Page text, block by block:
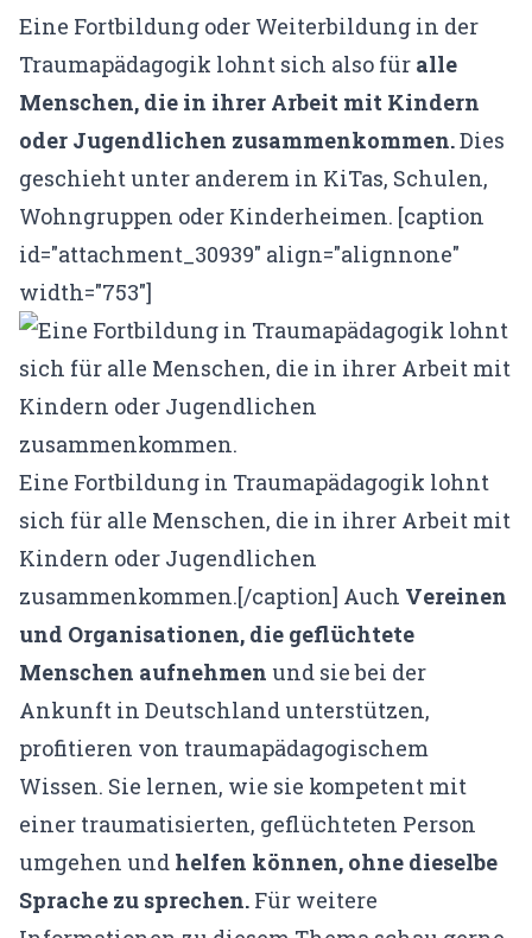
Eine Fortbildung oder Weiterbildung in der
Traumapädagogik lohnt sich also für alle
Menschen, die in ihrer Arbeit mit Kindern
oder Jugendlichen zusammenkommen.Dies
geschieht unter anderem in KiTas, Schulen,
Wohngruppen oder Kinderheimen. [caption
id="attachment_30939" align="alignnone"
width="753"]
Eine Fortbildung in Traumapädagogik lohnt
sich für alle Menschen, die in ihrer Arbeit mit
Kindern oder Jugendlichen
zusammenkommen.[/caption] Auch Vereinen
und Organisationen, die geflüchtete
Menschen aufnehmen und sie bei der
Ankunft in Deutschland unterstützen,
profitieren von traumapädagogischem
Wissen. Sie lernen, wie sie kompetent mit
einer traumatisierten, geflüchteten Person
umgehen und helfen können, ohne dieselbe
Sprache zu sprechen. Für weitere